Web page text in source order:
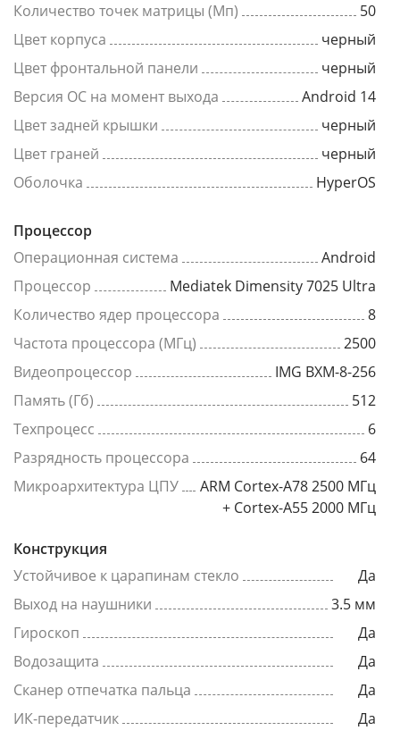
Количество точек матрицы (Мп)
50
Цвет корпуса
черный
Цвет фронтальной панели
черный
Версия ОС на момент выхода
Android 14
Цвет задней крышки
черный
Цвет граней
черный
Оболочка
HyperOS
Процессор
Операционная система
Android
Процессор
Mediatek Dimensity 7025 Ultra
Количество ядер процессора
8
Частота процессора (МГц)
2500
Видеопроцессор
IMG BXM-8-256
Память (Гб)
512
Техпроцесс
6
Разрядность процессора
64
Микроархитектура ЦПУ
ARM Cortex-A78 2500 МГц
+ Cortex-A55 2000 МГц
Конструкция
Устойчивое к царапинам стекло
Да
Выход на наушники
3.5 мм
Гироскоп
Да
Водозащита
Да
Сканер отпечатка пальца
Да
ИК-передатчик
Да